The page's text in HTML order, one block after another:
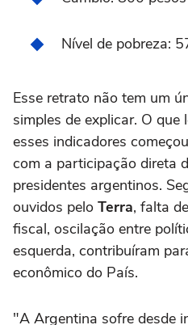
Nível de pobreza:
Esse retrato não tem um
simples de explicar. O
esses indicadores
com a participação direta
presidentes argentinos.
ouvidos pelo Terra, falta
fiscal, oscilação entre
esquerda, contribuíram
econômico do País.
"A Argentina sofre desde